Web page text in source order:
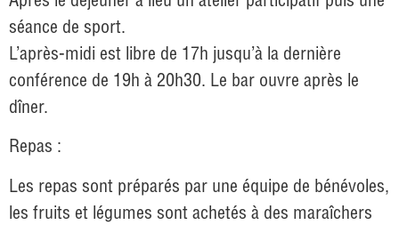
séance de sport.
L’après-midi est libre de 17h jusqu’à la dernière
conférence de 19h à 20h30. Le bar ouvre après le
dîner.
Repas :
Les repas sont préparés par une équipe de bénévoles,
les fruits et légumes sont achetés à des maraîchers